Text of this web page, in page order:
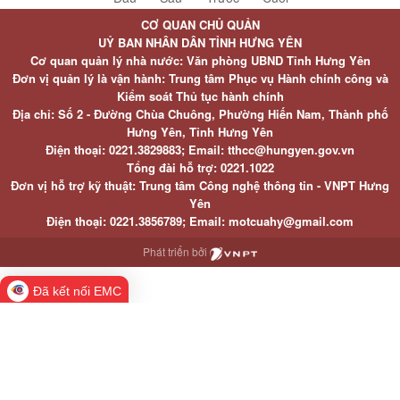
CƠ QUAN CHỦ QUẢN
UỶ BAN NHÂN DÂN TỈNH HƯNG YÊN
Cơ quan quản lý nhà nước: Văn phòng UBND Tỉnh Hưng Yên
Đơn vị quản lý là vận hành: Trung tâm Phục vụ Hành chính công và
Kiểm soát Thủ tục hành chính
Địa chỉ: Số 2 - Đường Chùa Chuông, Phường Hiến Nam, Thành phố
Hưng Yên, Tỉnh Hưng Yên
Điện thoại: 0221.3829883; Email: tthcc@hungyen.gov.vn
Tổng đài hỗ trợ: 0221.1022
Đơn vị hỗ trợ kỹ thuật: Trung tâm Công nghệ thông tin - VNPT Hưng
Yên
Điện thoại: 0221.3856789; Email: motcuahy@gmail.com
Phát triển bởi
Đã kết nối EMC